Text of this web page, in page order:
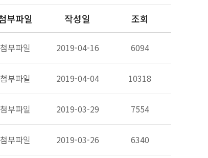
부파일 작성일 조회
첨부파일 2019-04-16 6094
첨부파일 2019-04-04 10318
첨부파일 2019-03-29 7554
첨부파일 2019-03-26 6340